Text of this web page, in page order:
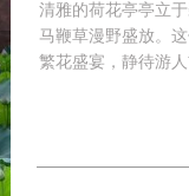
清雅的荷花亭亭立
马鞭草漫野盛放。
繁花盛宴，静待游人